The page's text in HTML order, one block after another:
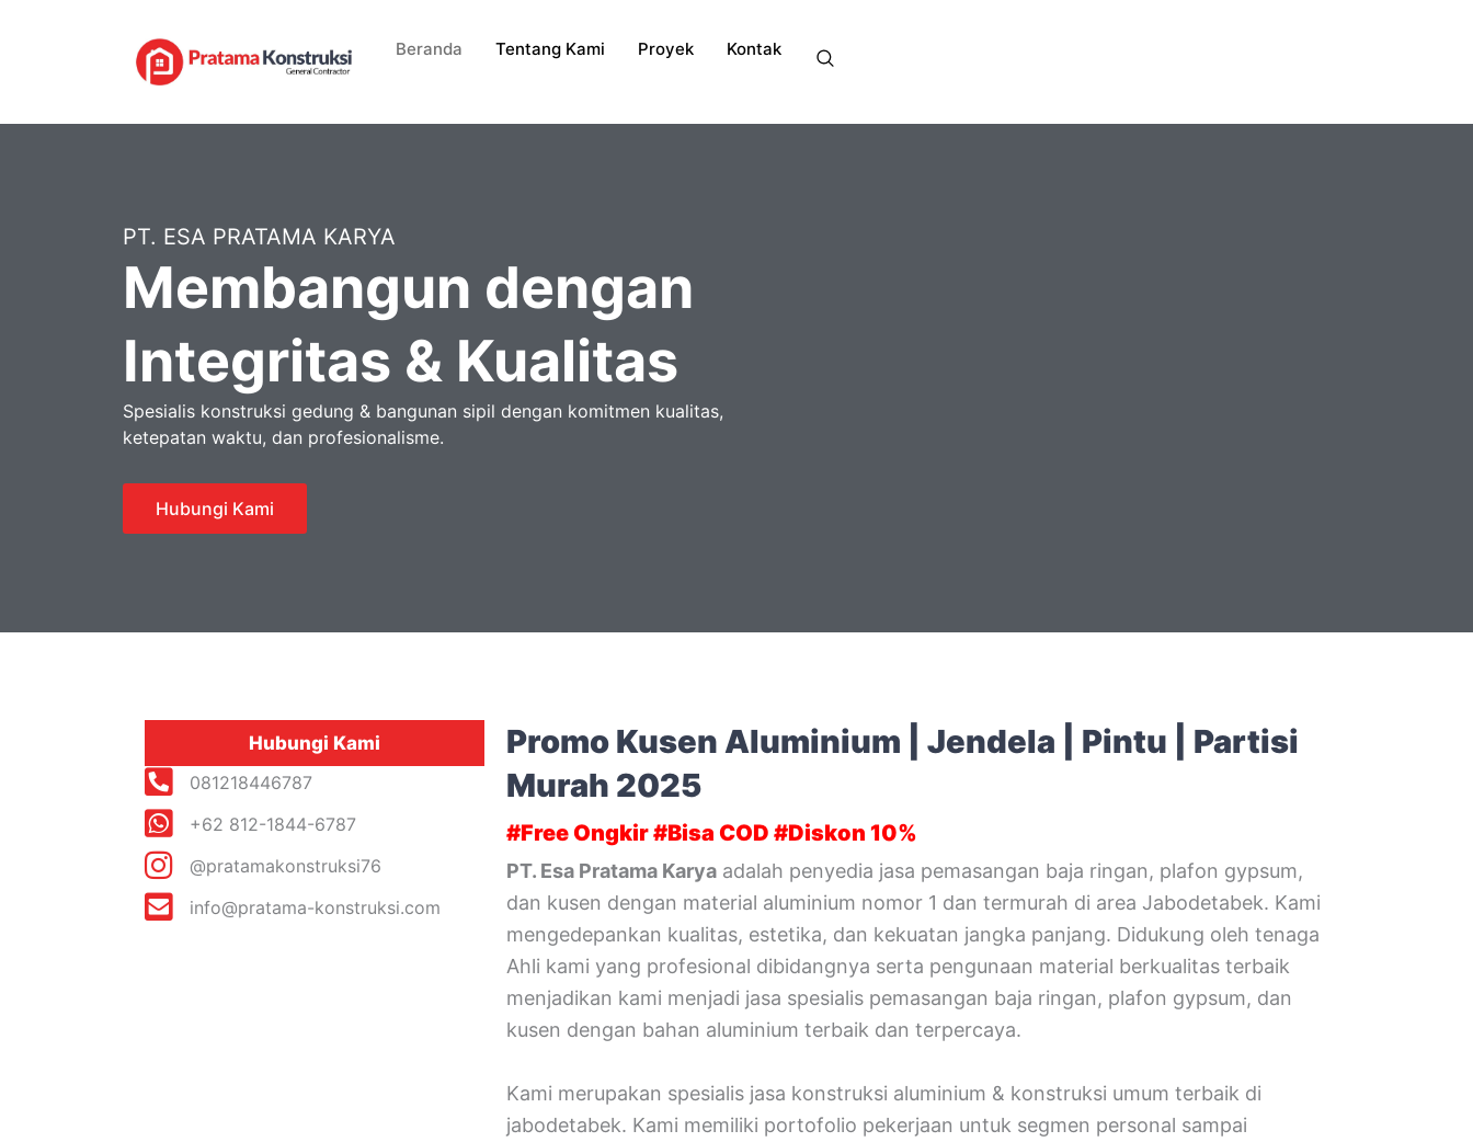
Beranda Tentang Kami Proyek Kontak
PT. ESA PRATAMA KARYA
Membangun dengan
Integritas & Kualitas
Spesialis konstruksi gedung & bangunan sipil dengan komitmen kualitas,
ketepatan waktu, dan profesionalisme.
Hubungi Kami
Hubungi Kami
081218446787
+62 812-1844-6787
@pratamakonstruksi76
info@pratama-konstruksi.com
Promo Kusen Aluminium | Jendela | Pintu | Partisi
Murah 2025
#Free Ongkir #Bisa COD #Diskon 10%
PT. Esa Pratama Karya adalah penyedia jasa pemasangan baja ringan, plafon gypsum,
dan kusen dengan material aluminium nomor 1 dan termurah di area Jabodetabek. Kami
mengedepankan kualitas, estetika, dan kekuatan jangka panjang. Didukung oleh tenaga
Ahli kami yang profesional dibidangnya serta pengunaan material berkualitas terbaik
menjadikan kami menjadi jasa spesialis pemasangan baja ringan, plafon gypsum, dan
kusen dengan bahan aluminium terbaik dan terpercaya.
Kami merupakan spesialis jasa konstruksi aluminium & konstruksi umum terbaik di
jabodetabek. Kami memiliki portofolio pekerjaan untuk segmen personal sampai